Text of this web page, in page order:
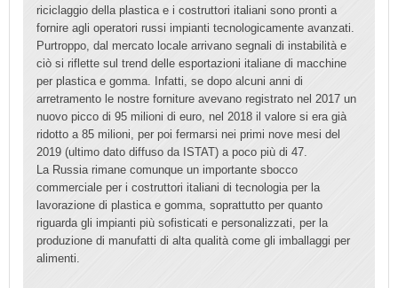
riciclaggio della plastica e i costruttori italiani sono pronti a
fornire agli operatori russi impianti tecnologicamente avanzati.
Purtroppo, dal mercato locale arrivano segnali di instabilità e
ciò si riflette sul trend delle esportazioni italiane di macchine
per plastica e gomma. Infatti, se dopo alcuni anni di
arretramento le nostre forniture avevano registrato nel 2017 un
nuovo picco di 95 milioni di euro, nel 2018 il valore si era già
ridotto a 85 milioni, per poi fermarsi nei primi nove mesi del
2019 (ultimo dato diffuso da ISTAT) a poco più di 47.
La Russia rimane comunque un importante sbocco
commerciale per i costruttori italiani di tecnologia per la
lavorazione di plastica e gomma, soprattutto per quanto
riguarda gli impianti più sofisticati e personalizzati, per la
produzione di manufatti di alta qualità come gli imballaggi per
alimenti.